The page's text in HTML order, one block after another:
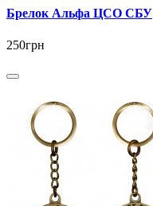
Брелок Альфа ЦСО СБУ
250грн